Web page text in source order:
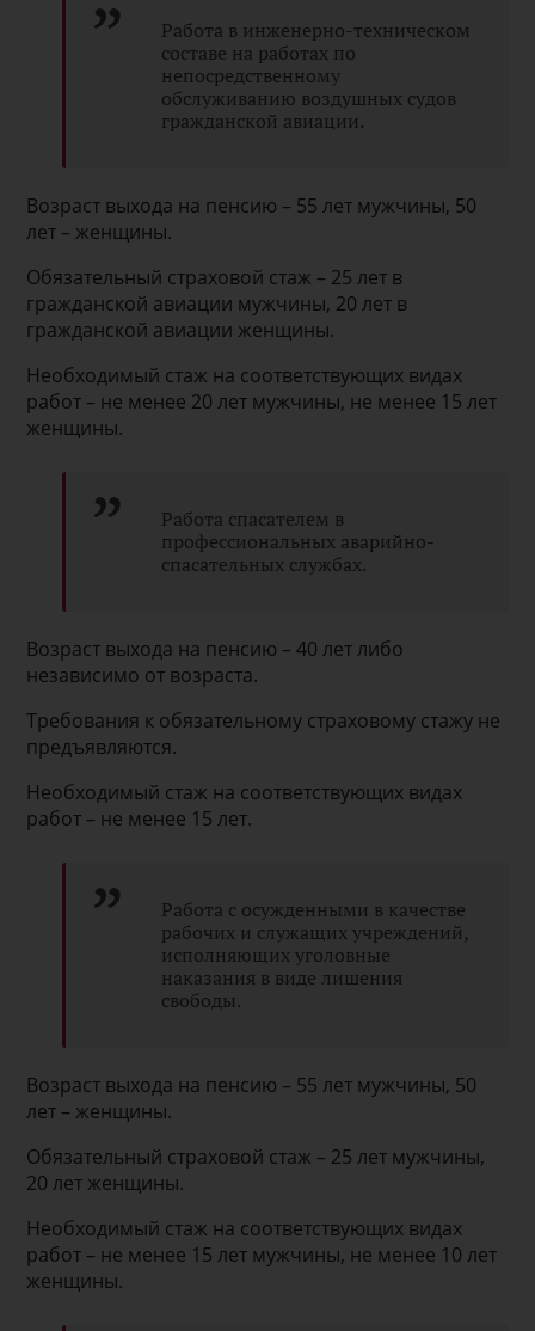
Работа в инженерно-техническом
составе на работах по
непосредственному
обслуживанию воздушных судов
гражданской авиации.
Возраст выхода на пенсию – 55 лет мужчины, 50
лет – женщины.
Обязательный страховой стаж – 25 лет в
гражданской авиации мужчины, 20 лет в
гражданской авиации женщины.
Необходимый стаж на соответствующих видах
работ – не менее 20 лет мужчины, не менее 15 лет
женщины.
Работа спасателем в
профессиональных аварийно-
спасательных службах.
Возраст выхода на пенсию – 40 лет либо
независимо от возраста.
Требования к обязательному страховому стажу не
предъявляются.
Необходимый стаж на соответствующих видах
работ – не менее 15 лет.
Работа с осужденными в качестве
рабочих и служащих учреждений,
исполняющих уголовные
наказания в виде лишения
свободы.
Возраст выхода на пенсию – 55 лет мужчины, 50
лет – женщины.
Обязательный страховой стаж – 25 лет мужчины,
20 лет женщины.
Необходимый стаж на соответствующих видах
работ – не менее 15 лет мужчины, не менее 10 лет
женщины.